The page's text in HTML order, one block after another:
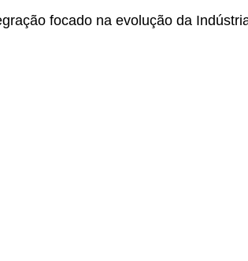
focado na evolução da